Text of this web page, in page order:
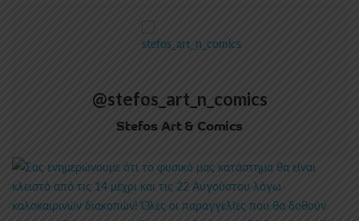
@stefos_art_n_comics
Stefos Art & Comics